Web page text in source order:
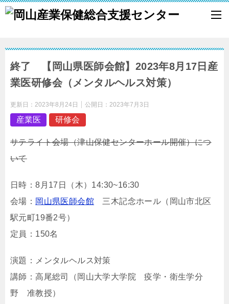
終了 【岡山県医師会館】2023年8月17日産
業医研修会（メンタルヘルス対策）
更新日： 2023年8月24日 公開日： 2023年7月3日
産業医 研修会
サテライト会場（津山保健センターホール開催）につ
いて
日時：8月17日（木）14:30~16:30
会場： 岡山県医師会館 三木記念ホール（岡山市北区
駅元町19番2号）
定員：150名
演題：メンタルヘルス対策
講師：高尾総司（岡山大学大学院 疫学・衛生学分
野 准教授）